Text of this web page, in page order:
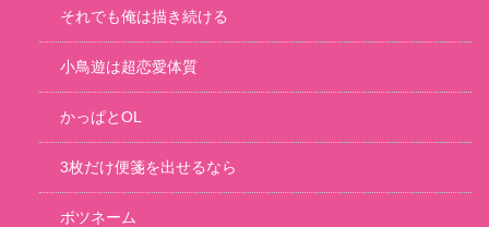
それでも俺は描き続ける
小鳥遊は超恋愛体質
かっぱとOL
3枚だけ便箋を出せるなら
ボツネーム